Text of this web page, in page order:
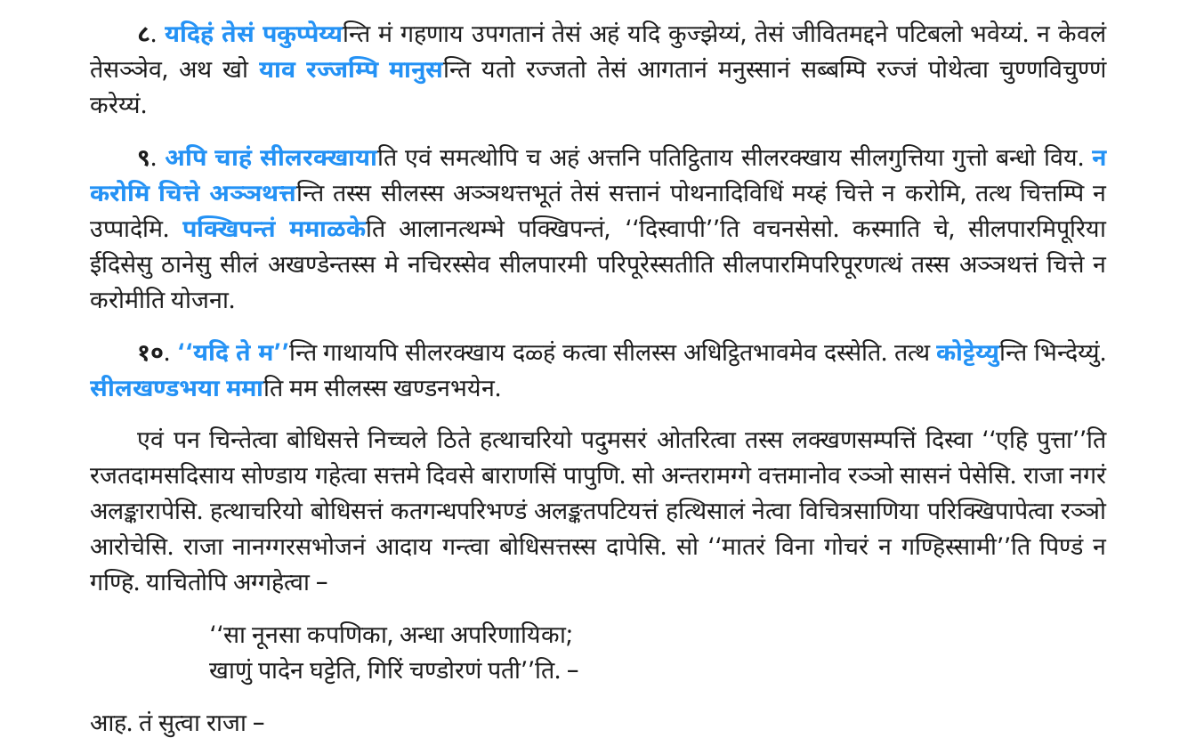
८.यदिहं तेसं पकुप्पेय्यन्ति मं गहणाय उपगतानं तेसं अहं यदि कुज्झेय्यं, तेसं जीवितमद्दने पटिबलो भवेय्यं. न केवलं
तेसञ्ञेव, अथ खो याव रज्जम्पि मानुसन्ति यतो रज्जतो तेसं आगतानं मनुस्सानं सब्बम्पि रज्जं पोथेत्वा चुण्णविचुण्णं
करेय्यं.
९. अपि चाहं सीलरक्खायाति एवं समत्थोपि च अहं अत्तनि पतिट्ठिताय सीलरक्खाय सीलगुत्तिया गुत्तो बन्धो विय.न
करोमि चित्ते अञ्ञथत्तन्ति तस्स सीलस्स अञ्ञथत्तभूतं तेसं सत्तानं पोथनादिविधिं मय्हं चित्ते न करोमि, तत्थ चित्तम्पि न
उप्पादेमि. पक्खिपन्तं ममाळकेति आलानत्थम्भे पक्खिपन्तं, ‘‘दिस्वापी’’ति वचनसेसो. कस्माति चे, सीलपारमिपूरिया
ईदिसेसु ठानेसु सीलं अखण्डेन्तस्स मे नचिरस्सेव सीलपारमी परिपूरेस्सतीति सीलपारमिपरिपूरणत्थं तस्स अञ्ञथत्तं चित्ते न
करोमीति योजना.
१०. ‘‘यदि ते म’’न्ति गाथायपि सीलरक्खाय दळ्हं कत्वा सीलस्स अधिट्ठितभावमेव दस्सेति. तत्थकोट्टेय्युन्ति भिन्देय्युं.
सीलखण्डभया ममाति मम सीलस्स खण्डनभयेन.
एवं पन चिन्तेत्वा बोधिसत्ते निच्चले ठिते हत्थाचरियो पदुमसरं ओतरित्वा तस्स लक्खणसम्पत्तिं दिस्वा ‘‘एहि पुत्ता’’ति
रजतदामसदिसाय सोण्डाय गहेत्वा सत्तमे दिवसे बाराणसिं पापुणि. सो अन्तरामग्गे वत्तमानोव रञ्ञो सासनं पेसेसि. राजा नगरं
अलङ्कारापेसि. हत्थाचरियो बोधिसत्तं कतगन्धपरिभण्डं अलङ्कतपटियत्तं हत्थिसालं नेत्वा विचित्रसाणिया परिक्खिपापेत्वा रञ्ञो
आरोचेसि. राजा नानग्गरसभोजनं आदाय गन्त्वा बोधिसत्तस्स दापेसि. सो ‘‘मातरं विना गोचरं न गण्हिस्सामी’’ति पिण्डं न
गण्हि. याचितोपि अग्गहेत्वा –
‘‘सानूनसा कपणिका, अन्धा अपरिणायिका;
खाणुं पादेन घट्टेति, गिरिं चण्डोरणं पती’’ति. –
आह. तं सुत्वा राजा –